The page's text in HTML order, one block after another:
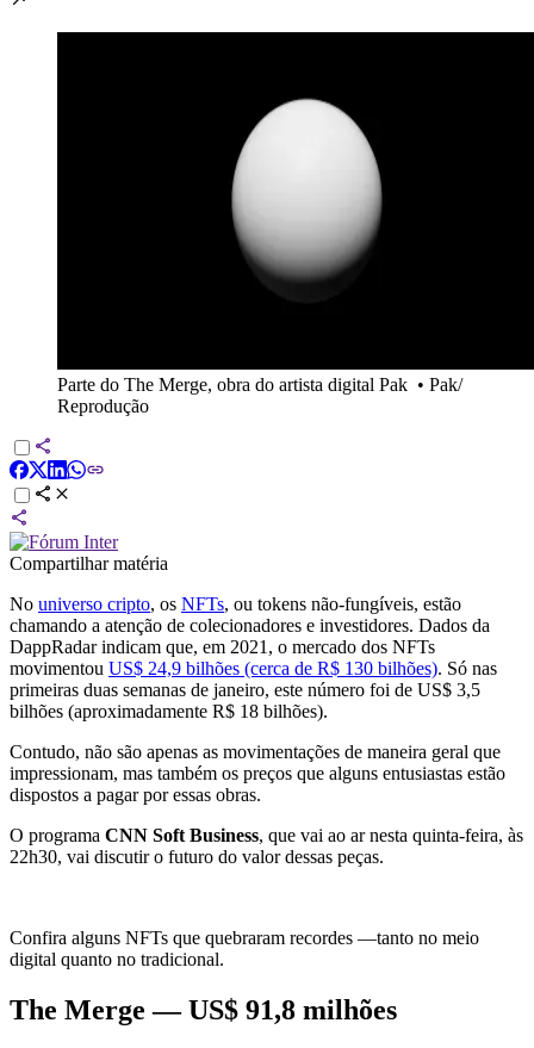
Parte do The Merge, obra do artista digital Pak • Pak/
Reprodução
Compartilhar matéria
No universo cripto, os NFTs, ou tokens não-fungíveis, estão
chamando a atenção de colecionadores e investidores. Dados da
DappRadar indicam que, em 2021, o mercado dos NFTs
movimentou US$ 24,9 bilhões (cerca de R$ 130 bilhões). Só nas
primeiras duas semanas de janeiro, este número foi de US$ 3,5
bilhões (aproximadamente R$ 18 bilhões).
Contudo, não são apenas as movimentações de maneira geral que
impressionam, mas também os preços que alguns entusiastas estão
dispostos a pagar por essas obras.
O programa CNN Soft Business, que vai ao ar nesta quinta-feira, às
22h30, vai discutir o futuro do valor dessas peças.
Confira alguns NFTs que quebraram recordes —tanto no meio
digital quanto no tradicional.
The Merge — US$ 91,8 milhões